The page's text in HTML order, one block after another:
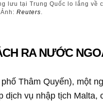
lưu tại Trung Quốc lo lắng về
Ảnh:Reuters.
RA NƯỚC
Thâm Quyến), một
dịch vụ nhập tịch Malta,